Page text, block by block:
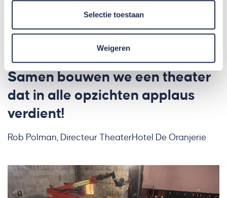
Selectie toestaan
Weigeren
Samen bouwen we een theater
dat in alle opzichten applaus
verdient!
Rob Polman, Directeur TheaterHotel De Oranjerie